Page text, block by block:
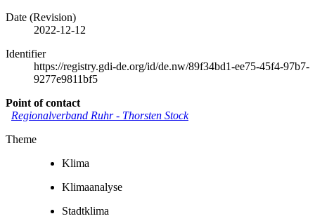
Date (Revision)
2022-12-12
Identifier
https://registry.gdi-de.org/id/de.nw/89f34bd1-ee75-45f4-97b7-
9277e9811bf5
Point of contact
Regionalverband Ruhr- Thorsten Stock
Theme
Klima
Klimaanalyse
Stadtklima